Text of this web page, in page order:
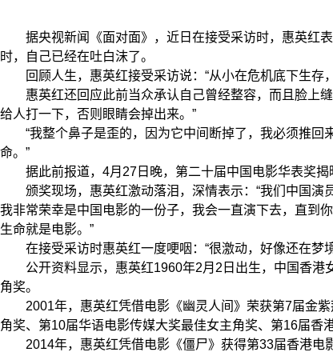
据央视新闻《面对面》，近日在接受采访时，惠英红表
时，自己已经在吐白沫了。
回顾人生，惠英红接受采访说：“从小在危机底下生存
惠英红还回应此前当众承认自己曾经整容，而且脸上缝
给人打一下，否则眼睛会掉出来。”
“我整个鼻子是歪的，因为它中间断掉了，我必须推回
命。”
据此前报道，4月27日晚，第二十届中国电影华表奖揭
颁奖现场，惠英红激动落泪，深情表示：“我们中国演
我非常荣幸是中国电影的一份子，我会一直演下去，直到
生命就是电影。”
在接受采访时惠英红一度哽咽：“很激动，好像还在梦
公开资料显示，惠英红1960年2月2日出生，中国香港
角奖。
2001年，惠英红凭借电影《幽灵人间》荣获第7届金紫
角奖、第10届华语电影传媒大奖最佳女主角奖、第16届香
2014年，惠英红凭借电影《僵尸》获得第33届香港电